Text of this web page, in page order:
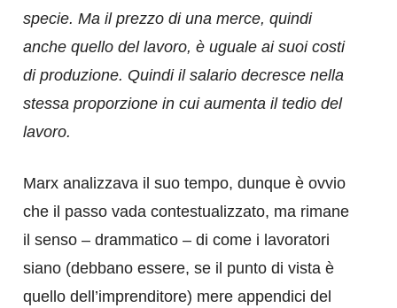
specie. Ma il prezzo di una merce, quindi
anche quello del lavoro, è uguale ai suoi costi
di produzione. Quindi il salario decresce nella
stessa proporzione in cui aumenta il tedio del
lavoro.
Marx analizzava il suo tempo, dunque è ovvio
che il passo vada contestualizzato, ma rimane
il senso – drammatico – di come i lavoratori
siano (debbano essere, se il punto di vista è
quello dell’imprenditore) mere appendici del